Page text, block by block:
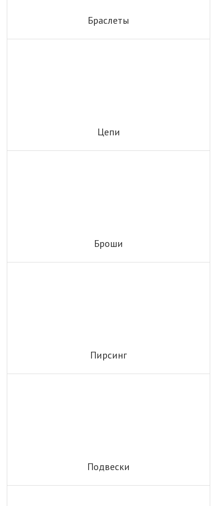
Браслеты
Цепи
Броши
Пирсинг
Подвески